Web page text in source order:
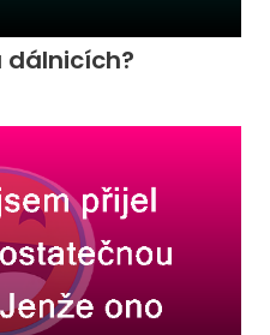
dálnicích?